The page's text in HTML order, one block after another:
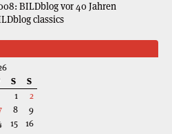
BILDblog vor 40 Jahren
classics
S
S
1
2
8
9
15
16